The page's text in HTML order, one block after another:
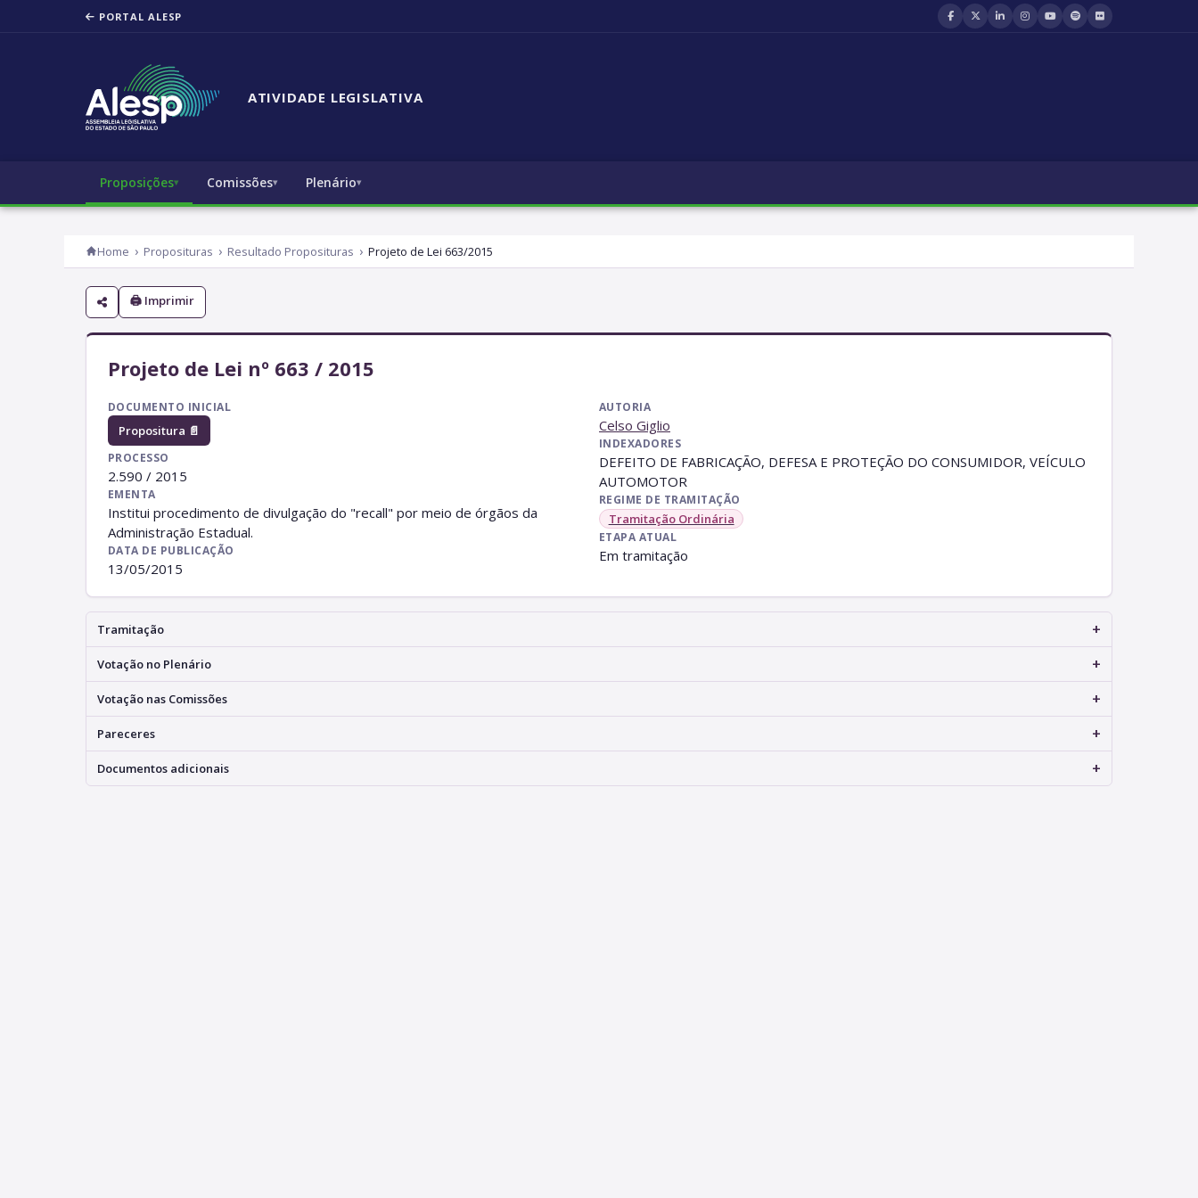
PORTAL ALESP
ATIVIDADE LEGISLATIVA
Proposições Comissões Plenário
Home Proposituras Resultado Proposituras Projeto de Lei 663/2015
🖨 Imprimir
Projeto de Lei nº 663 / 2015
DOCUMENTO INICIAL
Propositura 📄
PROCESSO
2.590 / 2015
EMENTA
Institui procedimento de divulgação do "recall" por meio de órgãos da
Administração Estadual.
DATA DE PUBLICAÇÃO
13/05/2015
AUTORIA
Celso Giglio
INDEXADORES
DEFEITO DE FABRICAÇÃO, DEFESA E PROTEÇÃO DO CONSUMIDOR, VEÍCULO
AUTOMOTOR
REGIME DE TRAMITAÇÃO
Tramitação Ordinária
ETAPA ATUAL
Em tramitação
Tramitação +
Votação no Plenário +
Votação nas Comissões +
Pareceres +
Documentos adicionais +